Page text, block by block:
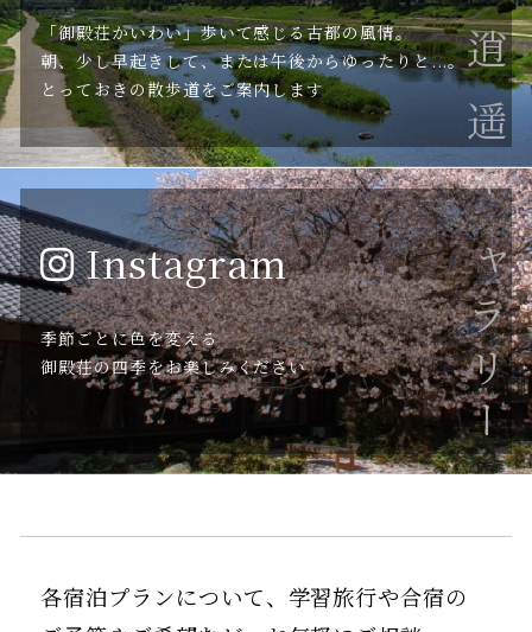
「御殿荘かいわい」歩いて感じる古都の風情。
朝、少し早起きして、または午後からゆったりと...。
とっておきの散歩道をご案内します
Instagram ギャラリー
季節ごとに色を変える
御殿荘の四季をお楽しみください
各宿泊プランについて、学習旅行や合宿の